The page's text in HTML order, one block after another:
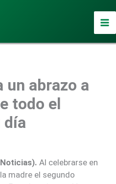
un abrazo a
todo el
día
Al celebrarse en
madre el segundo